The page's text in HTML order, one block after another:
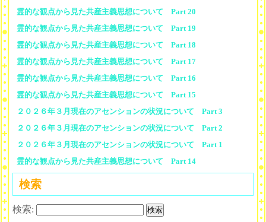
霊的な観点から見た共産主義思想について Part 20
霊的な観点から見た共産主義思想について Part 19
霊的な観点から見た共産主義思想について Part 18
霊的な観点から見た共産主義思想について Part 17
霊的な観点から見た共産主義思想について Part 16
霊的な観点から見た共産主義思想について Part 15
２０２６年３月現在のアセンションの状況について Part 3
２０２６年３月現在のアセンションの状況について Part 2
２０２６年３月現在のアセンションの状況について Part 1
霊的な観点から見た共産主義思想について Part 14
検索
検索: